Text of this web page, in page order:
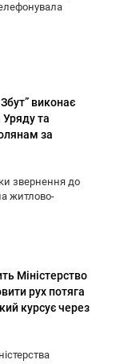
виконає
та
за
звернення до
житлово-
Міністерство
рух потяга
курсує через